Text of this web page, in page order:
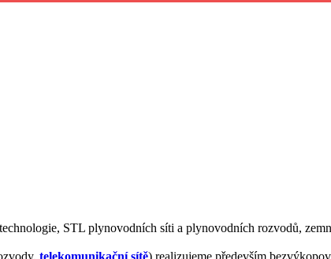
, STL plynovodních síti a plynovodních rozvodů,
, telekomunikační sítě) realizujeme především